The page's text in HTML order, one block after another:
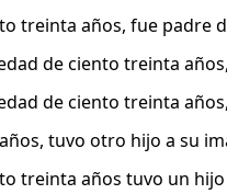
treinta años, fue padre
de ciento treinta
de ciento treinta
tuvo otro hijo a su
treinta años tuvo un